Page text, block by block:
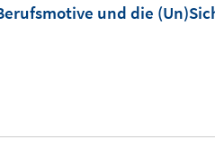
f
und die